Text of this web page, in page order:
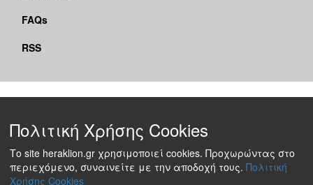
FAQs
RSS
Πολιτική Χρήσης Cookies
Το site heraklion.gr χρησιμοποιεί cookies. Προχωρώντας στο
περιεχόμενο, συναινείτε με την αποδοχή τους. Πολιτική
Χρήσης Cookies